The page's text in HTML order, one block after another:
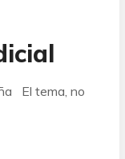
El tema, no